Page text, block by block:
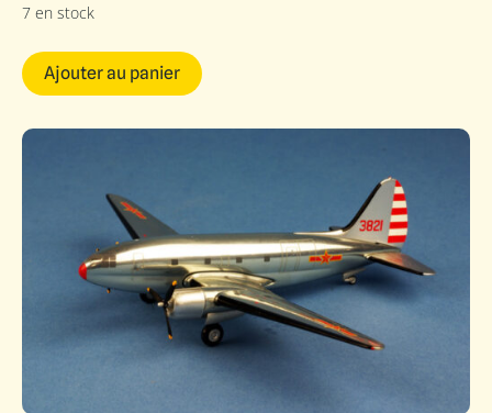
7 en stock
Ajouter au panier